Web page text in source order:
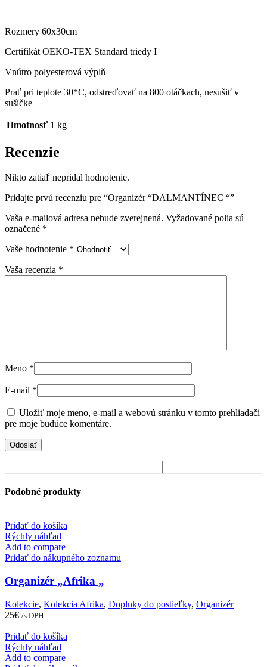
Rozmery 60x30cm
Certifikát OEKO-TEX Standard triedy I
Vnútro polyesterová výplň
Prať pri teplote 30*C, odstreďovať na 800 otáčkach, nesušiť v
sušičke
Hmotnosť 1 kg
Recenzie
Nikto zatiaľ nepridal hodnotenie.
Pridajte prvú recenziu pre “Organizér “DALMANTÍNEC “”
Vaša e-mailová adresa nebude zverejnená. Vyžadované polia sú
označené *
Vaše hodnotenie *
Vaša recenzia *
Meno *
E-mail *
Uložiť moje meno, e-mail a webovú stránku v tomto prehliadači
pre moje budúce komentáre.
Podobné produkty
Pridať do košíka
Rýchly náhľad
Add to compare
Pridať do nákupného zoznamu
Organizér „Afrika „
Kolekcie, Kolekcia Afrika, Doplnky do postieľky, Organizér
25€ /s DPH
Pridať do košíka
Rýchly náhľad
Add to compare